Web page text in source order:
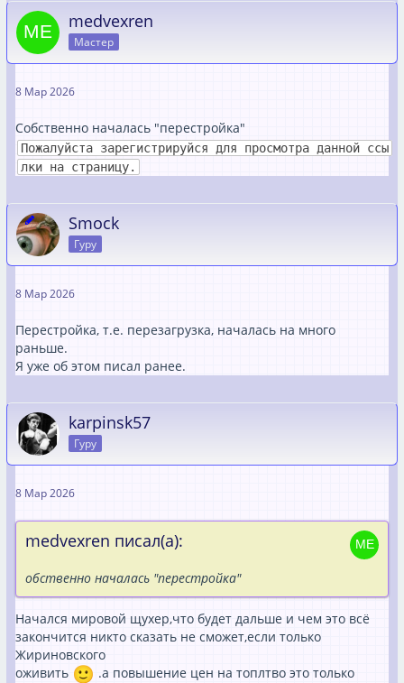
medvexren
Мастер
8 Мар 2026
Собственно началась "перестройка"
Пожалуйста зарегистрируйся для просмотра данной ссы
лки на страницу.
Smock
Гуру
8 Мар 2026
Перестройка, т.е. перезагрузка, началась на много
раньше.
Я уже об этом писал ранее.
karpinsk57
Гуру
8 Мар 2026
medvexren писал(а):
обственно началась "перестройка"
Начался мировой щухер,что будет дальше и чем это всё
закончится никто сказать не сможет,если только
Жириновского
оживить
.а повышение цен на топлтво это только